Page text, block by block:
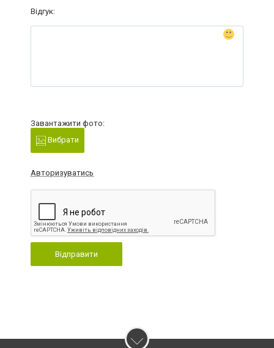
Відгук:
Завантажити фото:
Вибрати
Авторизуватись
Відправити